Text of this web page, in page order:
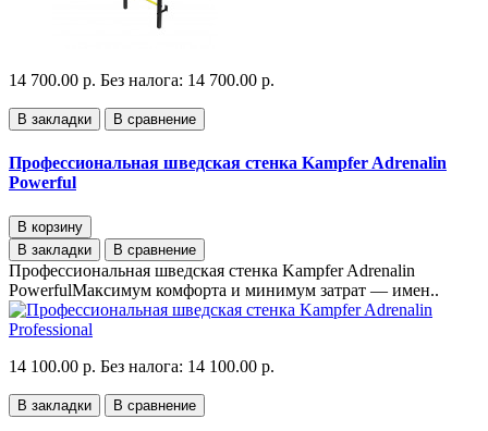
14 700.00 р. Без налога: 14 700.00 р.
В закладки В сравнение
Профессиональная шведская стенка Kampfer Adrenalin
Powerful
В корзину
В закладки
В сравнение
Профессиональная шведская стенка Kampfer Adrenalin
PowerfulМаксимум комфорта и минимум затрат — имен..
14 100.00 р. Без налога: 14 100.00 р.
В закладки В сравнение